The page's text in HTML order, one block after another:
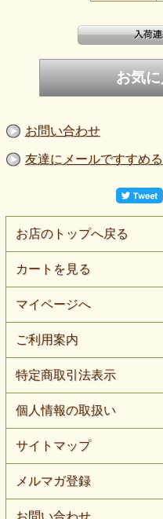
お問い合わせ
友達にメールですすめる
お店のトップへ戻る
カートを見る
マイページへ
ご利用案内
特定商取引法表示
個人情報の取扱い
サイトマップ
メルマガ登録
お問い合わせ